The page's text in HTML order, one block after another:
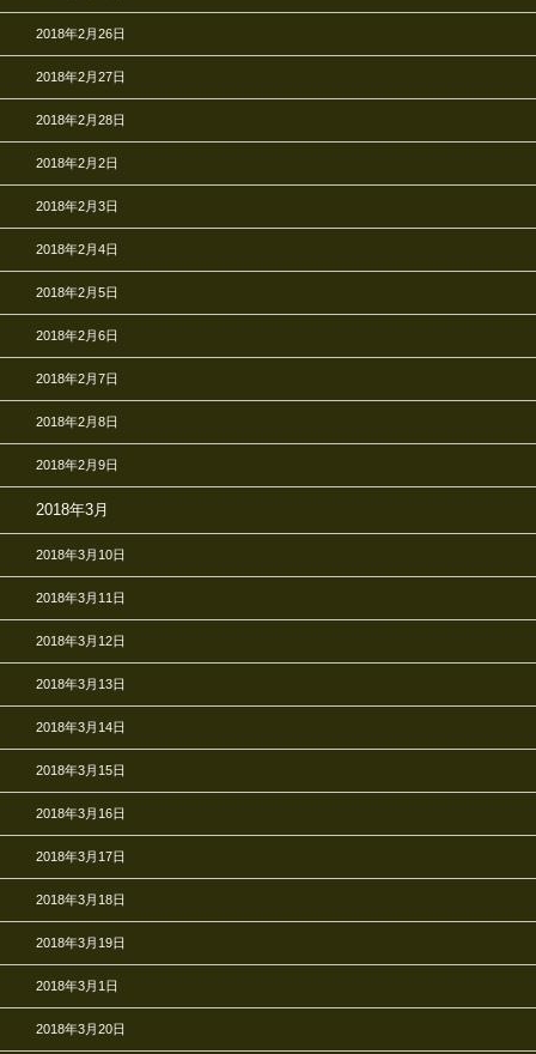
2018年2月26日
2018年2月27日
2018年2月28日
2018年2月2日
2018年2月3日
2018年2月4日
2018年2月5日
2018年2月6日
2018年2月7日
2018年2月8日
2018年2月9日
2018年3月
2018年3月10日
2018年3月11日
2018年3月12日
2018年3月13日
2018年3月14日
2018年3月15日
2018年3月16日
2018年3月17日
2018年3月18日
2018年3月19日
2018年3月1日
2018年3月20日